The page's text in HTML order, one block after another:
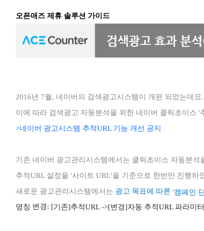
오픈애즈 제휴 솔루션 가이드
2016년 7월, 네이버의 검색광고시스템이 개편 되었는데요.
이에 따라 검색광고 자동분석을 위한 네이버 클릭초이스
>네이버 광고시스템 추적URL 기능 개선 공지
기존 네이버 광고관리시스템에서는 클릭초이스 자동분석
추적URL 설정을 '사이트 URL'을 기준으로 한번만 진행하
새로운 광고관리시스템에서는 광고 목표에 따른 '캠페인
명칭 변경: [기존]추적URL ->[변경]자동 추적URL 파라미터